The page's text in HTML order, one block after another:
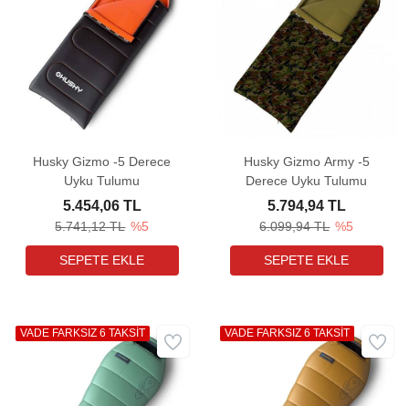
Husky Gizmo -5 Derece
Uyku Tulumu
5.741,12 TL %5
5.454,06 TL
Husky Gizmo Army -5
Derece Uyku Tulumu
6.099,94 TL %5
5.794,94 TL
VADE FARKSIZ 6 TAKSİT VADE FARKSIZ 6 TAKSİT